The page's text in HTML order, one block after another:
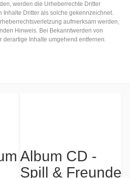
werden die Urheberrechte Dritter
Inhalte Dritter als solche gekennzeichnet.
aufmerksam werden,
Hinweis. Bei Bekanntwerden von
derartige Inhalte umgehend entfernen.
Album CD -
Spill & Freunde